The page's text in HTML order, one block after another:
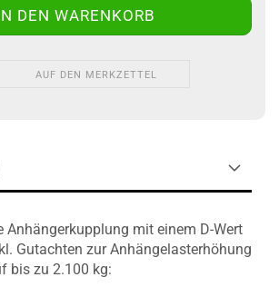
AUF DEN MERKZETTEL
Anhängerkupplung mit einem D-Wert
Gutachten zur Anhängelasterhöhung
bis zu 2.100 kg: